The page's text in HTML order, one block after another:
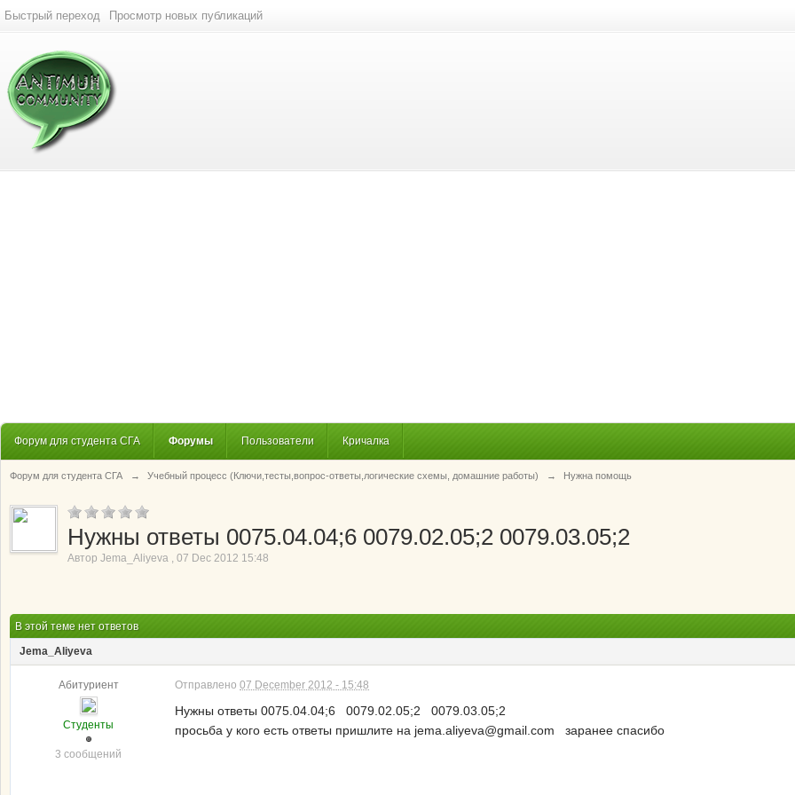
Быстрый переход Просмотр новых публикаций
Форум для студента СГА Форумы Пользователи Кричалка
Форум для студента СГА → Учебный процесс (Ключи,тесты,вопрос-ответы,логические схемы, домашние работы) → Нужна помощь
Нужны ответы 0075.04.04;6 0079.02.05;2 0079.03.05;2
Автор Jema_Aliyeva , 07 Dec 2012 15:48
В этой теме нет ответов
Jema_Aliyeva
Абитуриент
Студенты
3 сообщений
Отправлено 07 December 2012 - 15:48
Нужны ответы 0075.04.04;6 0079.02.05;2 0079.03.05;2
просьба у кого есть ответы пришлите на jema.aliyeva@gmail.com заранее спасибо